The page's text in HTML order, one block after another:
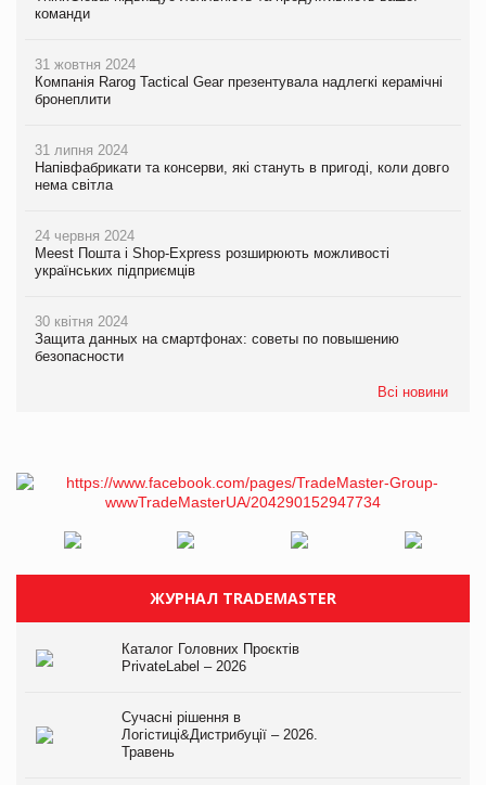
команди
31 жовтня 2024
Компанія Rarog Tactical Gear презентувала надлегкі керамічні
бронеплити
31 липня 2024
Напівфабрикати та консерви, які стануть в пригоді, коли довго
нема світла
24 червня 2024
Meest Пошта і Shop-Express розширюють можливості
українських підприємців
30 квітня 2024
Защита данных на смартфонах: советы по повышению
безопасности
Всі новини
ЖУРНАЛ TRADEMASTER
Каталог Головних Проєктів
PrivateLabel – 2026
Сучасні рішення в
Логістиці&Дистрибуції – 2026.
Травень